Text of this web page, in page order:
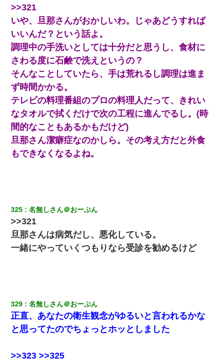
私（23）冗談のつもりで上司（27）に胸を揉ませた結果・・・
私「まとめ買いして冷凍ストックしてる」Ａ「ずるい！クレク
レ！」私「なんでよ」Ａ「ケーチ！バーカ！」→ 後日、Ａ旦那が
凸してきた
嘘をついてフリン旅行へ出かけた嫁→翌日、嫁「ただいま～」旦
那「娘がシんだよ。何度も連絡したのに…」嫁「えっ」→なん
と・・・
「お前の父ちゃんは自宅警備員」とかからかわれたけど、実はと
んでもない仕事に就いていた
体中に赤い蕁麻疹みたいなのができて、皮膚科にいったら「ジベ
ル薔薇色ひこう疹」という症状だと言われた
「…」
友人とふたりで山口に旅行した時の事。レンタカーを借りて山の
中の道を走っていたら、突然ガガッ！って音がして…
元夫の連れ子「俺の結婚式の時くらい、母親としての責任を果た
そうとは思わないのか！」→どうも連れ子は…
>>321
いや、旦那さんがおかしいわ。じゃあどうすれば
いいんだ？という話よ。
調理中の手洗いとしては十分だと思うし、食材に
さわる度に石鹸で洗えというの？
そんなことしていたら、手は荒れるし調理は進ま
ず時間かかる。
テレビの料理番組のプロの料理人だって、きれい
なタオルで拭くだけで次の工程に進んでるし。(時
間的なこともあるかもだけど)
旦那さん潔癖症なのかしら。その考え方だと外食
もできなくなるよね。
325 名無しさん＠おーぷん
>>321
旦那さんは病気だし、悪化している。
一緒にやっていくつもりなら受診を勧めるけど
329 名無しさん＠おーぷん
正直、あなたの衛生観念がゆるいと言われるかな
と思ってたのでちょっとホッとしました
>>323 >>325